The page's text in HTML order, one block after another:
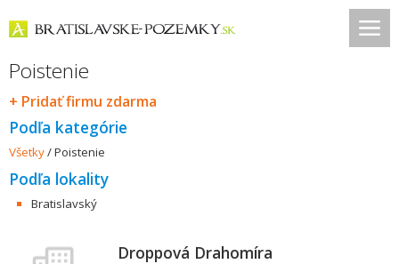
Poistenie
+ Pridať firmu zdarma
Podľa kategórie
Všetky/Poistenie
Podľa lokality
Bratislavský
Droppová Drahomíra